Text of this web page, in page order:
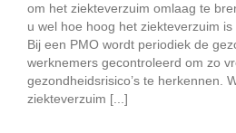
om het ziekteverzuim omlaag te
u wel hoe hoog het ziekteverzuim
Bij een PMO wordt periodiek de
werknemers gecontroleerd om zo
gezondheidsrisico’s te herkennen.
ziekteverzuim [...]